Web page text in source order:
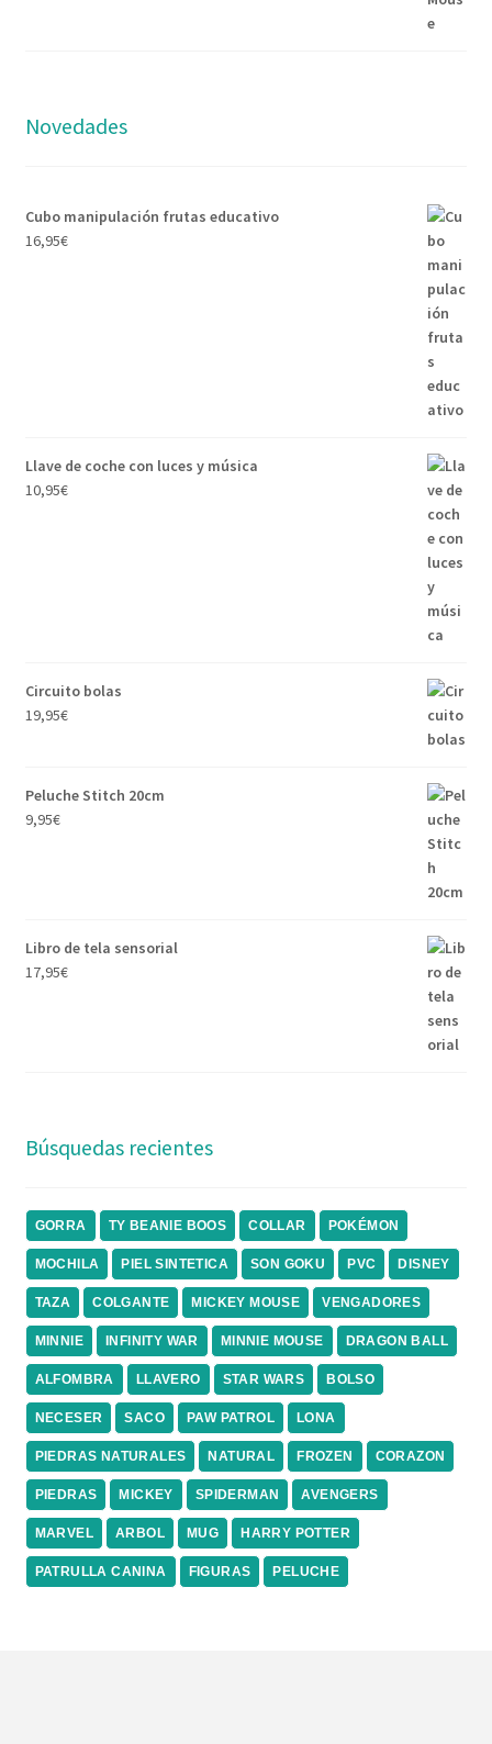
Novedades
Cubo manipulación frutas educativo
16,95€
Llave de coche con luces y música
10,95€
Circuito bolas
19,95€
Peluche Stitch 20cm
9,95€
Libro de tela sensorial
17,95€
Búsquedas recientes
GORRA TY BEANIE BOOS COLLAR POKÉMON
MOCHILA PIEL SINTETICA SON GOKU PVC DISNEY
TAZA COLGANTE MICKEY MOUSE VENGADORES
MINNIE INFINITY WAR MINNIE MOUSE DRAGON BALL
ALFOMBRA LLAVERO STAR WARS BOLSO
NECESER SACO PAW PATROL LONA
PIEDRAS NATURALES NATURAL FROZEN CORAZON
PIEDRAS MICKEY SPIDERMAN AVENGERS
MARVEL ARBOL MUG HARRY POTTER
PATRULLA CANINA FIGURAS PELUCHE